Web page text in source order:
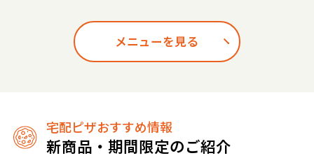
メニューを見る
宅配ピザおすすめ情報
新商品・期間限定のご紹介